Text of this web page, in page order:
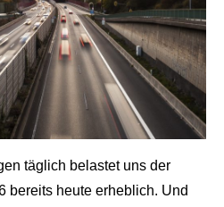
täglich belastet uns der
bereits heute erheblich. Und